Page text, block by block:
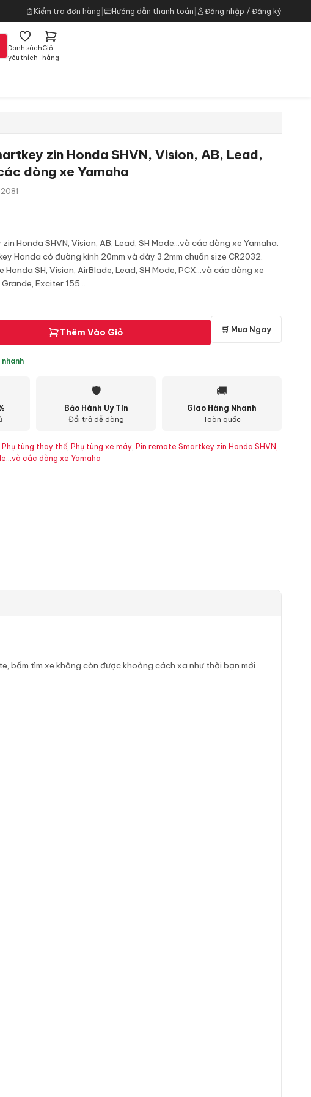
Kiểm tra đơn hàng Hướng dẫn thanh toán Đăng nhập / Đăng ký
Danh sách
yêu thích
Giỏ
hàng
zin Honda SHVN, Vision, AB, Lead,
dòng xe Yamaha
Honda SHVN, Vision, AB, Lead, SH Mode...và các dòng xe Yamaha.
Honda có đường kính 20mm và dày 3.2mm chuẩn size CR2032.
Honda SH, Vision, AirBlade, Lead, SH Mode, PCX...và các dòng xe
Exciter 155...
Thêm Vào Giỏ 🛒 Mua Ngay
🛡
Bảo Hành Uy Tín
Đổi trả dễ dàng
🚚
Giao Hàng Nhanh
Toàn quốc
Phụ tùng thay thế, Phụ tùng xe máy, Pin remote Smartkey zin Honda SHVN,
các dòng xe Yamaha
bấm tìm xe không còn được khoảng cách xa như thời bạn mới